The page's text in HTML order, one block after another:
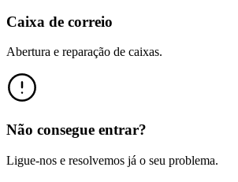
Caixa de correio
Abertura e reparação de caixas.
Não consegue entrar?
Ligue-nos e resolvemos já o seu problema.